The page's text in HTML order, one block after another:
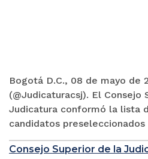
Bogotá D.C., 08 de mayo de
(@Judicaturacsj). El Consejo
Judicatura conformó la lista
candidatos preseleccionados
Consejo Superior de la